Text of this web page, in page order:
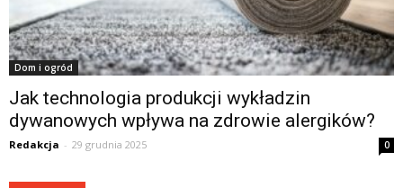
Dom i ogród
Jak technologia produkcji wykładzin
dywanowych wpływa na zdrowie alergików?
Redakcja - 29 grudnia 2025 0